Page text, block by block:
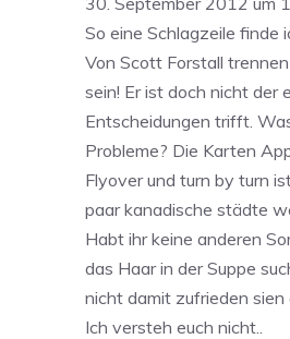
So eine Schlagzeile finde
Von Scott Forstall
sein! Er ist doch nicht der
Entscheidungen trifft.
Probleme? Die Karten
Flyover und turn by turn
paar kanadische städte
Habt ihr keine anderen
das Haar in der Suppe
nicht damit zufrieden sien
Ich versteh euch nicht..